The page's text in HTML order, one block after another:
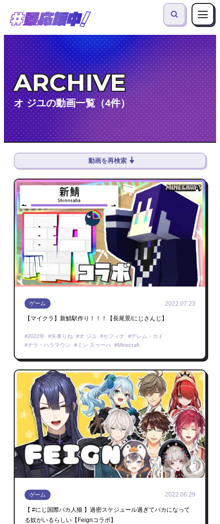
ARCHIVE
オ ジユの動画一覧（4件）
動画を再検索
ゲーム 2022.07.23
【マイクラ】新鯖駅作り！！！【長尾景/にじさんじ】
2022年 矢車りね オ ジユ セフィナ
デレム・カド
ナラ・ハラマウン
ミン スゥーハ Minecraft
ゲーム 2022.06.29
【 #にじ国際バカ人狼 】過密スケジュール過ぎてバカになって
る奴がいるらしい【Feignコラボ】